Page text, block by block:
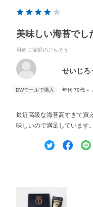
美味しい海苔でし
用途:ご家庭のごちそう
せいじろ
年代:70代～
最近高級な海苔高すぎて買
味しいので満足しています。